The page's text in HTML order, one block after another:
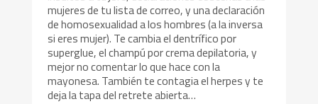
mujeres de tu lista de correo, y una declaración
de homosexualidad a los hombres (a la inversa
si eres mujer). Te cambia el dentrífico por
superglue, el champú por crema depilatoria, y
mejor no comentar lo que hace con la
mayonesa. También te contagia el herpes y te
deja la tapa del retrete abierta…